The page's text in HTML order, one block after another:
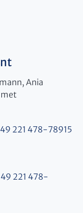
Ania
221 478-78915
221 478-